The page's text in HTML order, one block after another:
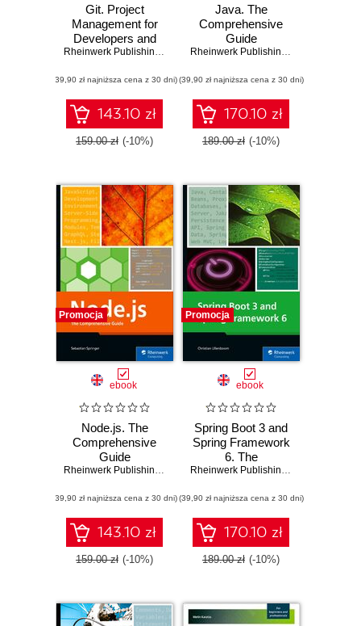
Git. Project
Management for
Developers and
DevOps TeamsRheinwerk Publishing, Bernd Öggl, Michael Kofler
(39,90 zł najniższa cena z 30 dni)
143.10 zł
159.00 zł (-10%)
Java. The
Comprehensive
Guide
Rheinwerk Publishing,
(39,90 zł najniższa cena z 30 dni)
170.10 zł
189.00 zł (-10%)
Promocja
ebook
Node.js. The
Comprehensive
Guide
Rheinwerk Publishing, Sebastian Springer
(39,90 zł najniższa cena z 30 dni)
143.10 zł
159.00 zł (-10%)
Promocja
ebook
Spring Boot 3 and
Spring Framework
6. The
Comprehensive
Java Development
Rheinwerk Publishing,
(39,90 zł najniższa cena z 30 dni)
170.10 zł
189.00 zł (-10%)